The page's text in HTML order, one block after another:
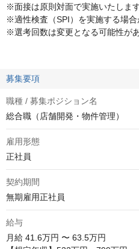
※面接は原則対面で実施いたしま
※適性検査（SPI）を実施する場合
※選考回数は変更となる可能性があ
募集要項
職種 / 募集ポジション名
総合職（店舗開発・物件管理）
雇用形態
正社員
契約期間
無期雇用正社員
給与
月給 41.6万円 〜 63.5万円